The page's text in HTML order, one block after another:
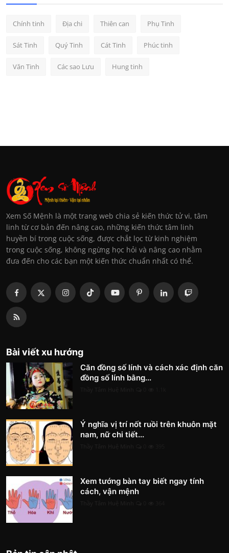
Chính tinh Địa chi Thiên can Phụ Tinh
Sát Tinh Quý Tinh Cát Tinh Phúc tinh
Văn Tinh Các sao Lưu Hung tinh
Xem Số Mệnh là một trang web chia sẻ kiến thức tử vi, tâm
linh từ cơ bản đến nâng cao, những kiến thức tâm linh
huyền bí trong cuộc sống, được chắt lọc từ kinh nghiệm
trong cuộc sống, không ngừng học hỏi và nâng cao nhằm
đưa đến cho các bạn một kiến thức chuẩn nhất có thể.
Bài viết xu hướng
Căn đồng số lính và cách xác định căn
đồng số lính bằng...
Ý nghĩa vị trí nốt ruồi trên khuôn mặt
nam, nữ chi tiết...
Xem tướng bàn tay biết ngay tính
cách, vận mệnh